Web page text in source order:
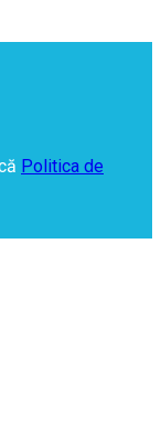
Politica de